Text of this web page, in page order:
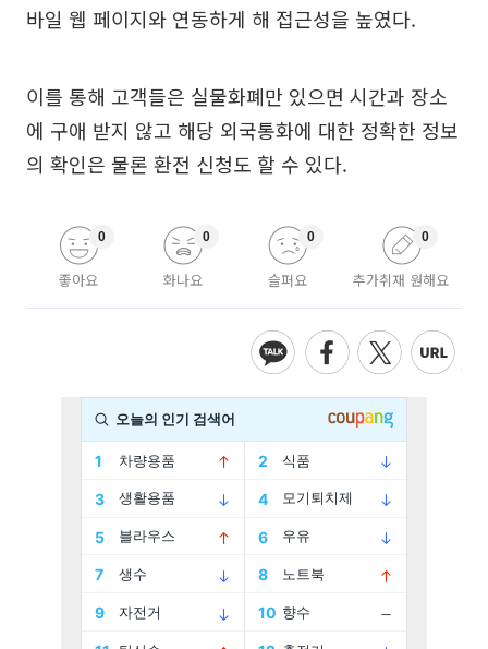
바일 웹 페이지와 연동하게 해 접근성을 높였다.
이를 통해 고객들은 실물화폐만 있으면 시간과 장소
에 구애 받지 않고 해당 외국통화에 대한 정확한 정보
의 확인은 물론 환전 신청도 할 수 있다.
좋아요
0
화나요
0
슬퍼요
0
추가취재 원해요
0